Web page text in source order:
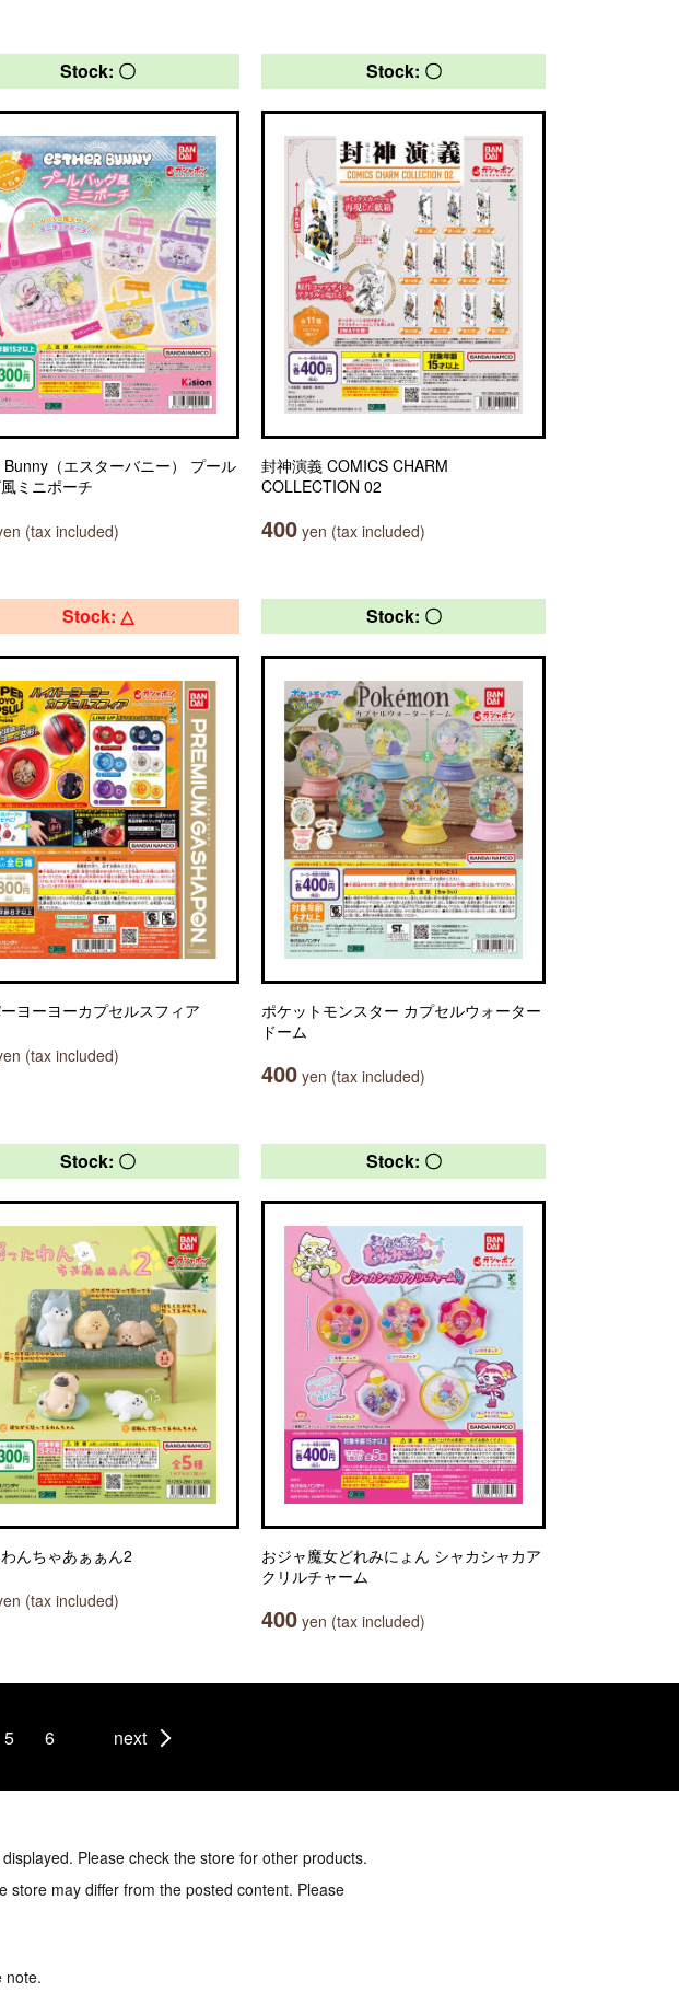
Stock: 〇
Bunny（エスターバニー） プール
ミニポーチ
(tax included)
Stock: 〇
封神演義 COMICS CHARM
COLLECTION 02
400 yen (tax included)
Stock: △
ヨーヨーカプセルスフィア
(tax included)
Stock: 〇
ポケットモンスター カプセルウォーター
ドーム
400 yen (tax included)
Stock: 〇
んちゃあぁぁん2
(tax included)
Stock: 〇
おジャ魔女どれみにょん シャカシャカア
クリルチャーム
400 yen (tax included)
5 6 next
Please check the store for other products.
store may differ from the posted content. Please
note.